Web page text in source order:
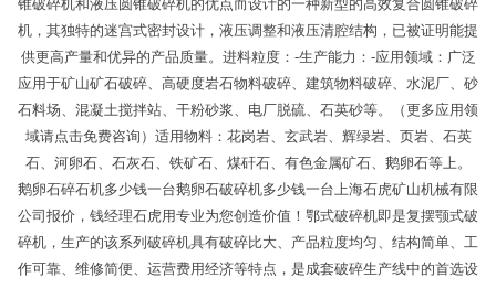
锥破碎机和液压圆锥破碎机的优点而设计的一种新型的高效复合圆锥破碎
机，其独特的迷宫式密封设计，液压调整和液压清腔结构，已被证明能提
供更高产量和优异的产品质量。进料粒度：-生产能力：-应用领域：广泛
应用于矿山矿石破碎、高硬度岩石物料破碎、建筑物料破碎、水泥厂、砂
石料场、混凝土搅拌站、干粉砂浆、电厂脱硫、石英砂等。（更多应用领
域请点击免费咨询）适用物料：花岗岩、玄武岩、辉绿岩、页岩、石英
石、河卵石、石灰石、铁矿石、煤矸石、有色金属矿石、鹅卵石等上。
鹅卵石碎石机多少钱一台鹅卵石破碎机多少钱一台上海石虎矿山机械有限
公司报价，钱经理石虎用专业为您创造价值！鄂式破碎机即是复摆颚式破
碎机，生产的该系列破碎机具有破碎比大、产品粒度均匀、结构简单、工
作可靠、维修简便、运营费用经济等特点，是成套破碎生产线中的首选设